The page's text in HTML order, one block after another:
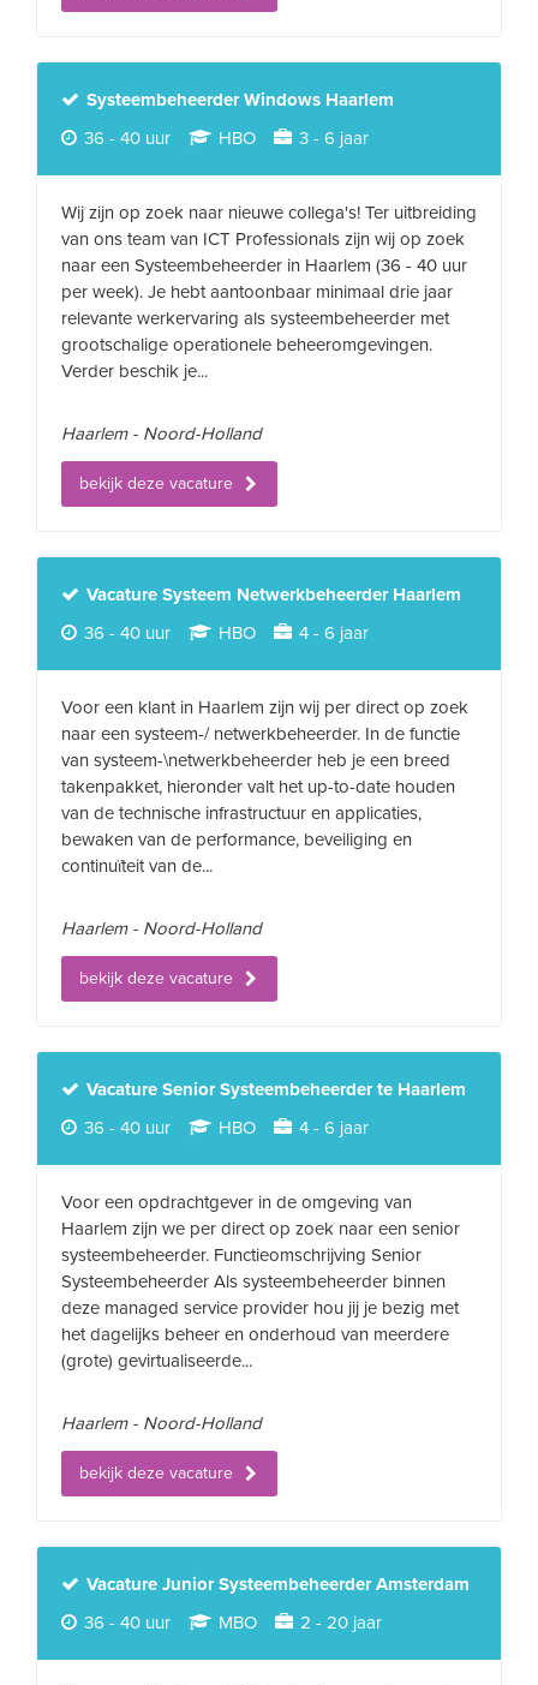
Systeembeheerder Windows Haarlem
36 - 40 uur
HBO 3 - 6 jaar
Wij zijn op zoek naar nieuwe collega's! Ter uitbreiding
van ons team van ICT Professionals zijn wij op zoek
naar een Systeembeheerder in Haarlem (36 - 40 uur
per week). Je hebt aantoonbaar minimaal drie jaar
relevante werkervaring als systeembeheerder met
grootschalige operationele beheeromgevingen.
Verder beschik je...
Haarlem - Noord-Holland
bekijk deze vacature
Vacature Systeem Netwerkbeheerder Haarlem
36 - 40 uur
HBO 4 - 6 jaar
Voor een klant in Haarlem zijn wij per direct op zoek
naar een systeem-/ netwerkbeheerder. In de functie
van systeem-\netwerkbeheerder heb je een breed
takenpakket, hieronder valt het up-to-date houden
van de technische infrastructuur en applicaties,
bewaken van de performance, beveiliging en
continuïteit van de...
Haarlem - Noord-Holland
bekijk deze vacature
Vacature Senior Systeembeheerder te Haarlem
36 - 40 uur
HBO 4 - 6 jaar
Voor een opdrachtgever in de omgeving van
Haarlem zijn we per direct op zoek naar een senior
systeembeheerder. Functieomschrijving Senior
Systeembeheerder Als systeembeheerder binnen
deze managed service provider hou jij je bezig met
het dagelijks beheer en onderhoud van meerdere
(grote) gevirtualiseerde...
Haarlem - Noord-Holland
bekijk deze vacature
Vacature Junior Systeembeheerder Amsterdam
36 - 40 uur
MBO 2 - 20 jaar